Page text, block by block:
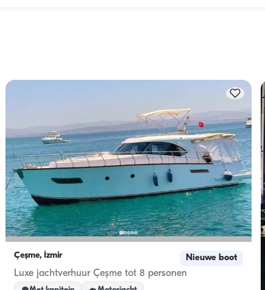
Çeşme, İzmir Nieuwe boot
Luxe jachtverhuur Çeşme tot 8 personen